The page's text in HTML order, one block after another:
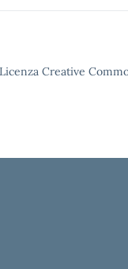
Creative